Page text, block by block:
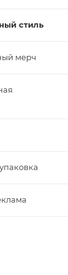
стиль
мерч